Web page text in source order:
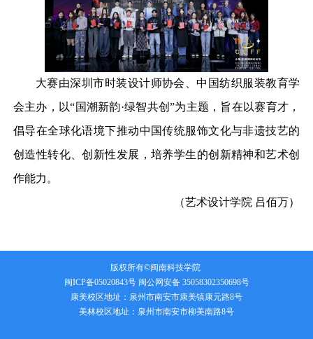
大赛由深圳市时装设计师协会、中国纺织服装教育学
会主办，以“国潮新韵·绿智共创”为主题，旨在以赛育才，
倡导在全球化语境下推动中国传统服饰文化与非遗技艺的
创造性转化、创新性发展，培养学生的创新精神和艺术创
作能力。
（艺术设计学院 吕佰万）
版权所有©闽南科技学院
闽ICP备05020843号 闽公网安备 35058302350698号
康美校区地址：泉州市南安市康美镇康元路8号
美林校区地址：泉州市南安市柳美南路8号